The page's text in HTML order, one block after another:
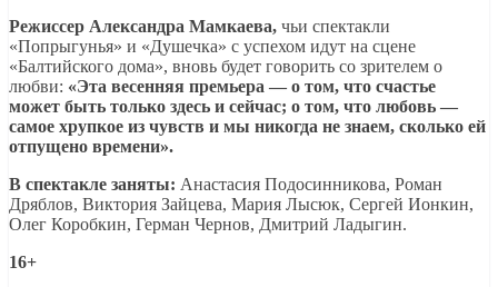
Режиссер Александра Мамкаева, чьи спектакли
«Попрыгунья» и «Душечка» с успехом идут на сцене
«Балтийского дома», вновь будет говорить со зрителем о
любви: «Эта весенняя премьера — о том, что счастье
может быть только здесь и сейчас; о том, что любовь —
самое хрупкое из чувств и мы никогда не знаем, сколько ей
отпущено времени».
В спектакле заняты: Анастасия Подосинникова, Роман
Дряблов, Виктория Зайцева, Мария Лысюк, Сергей Ионкин,
Олег Коробкин, Герман Чернов, Дмитрий Ладыгин.
16+